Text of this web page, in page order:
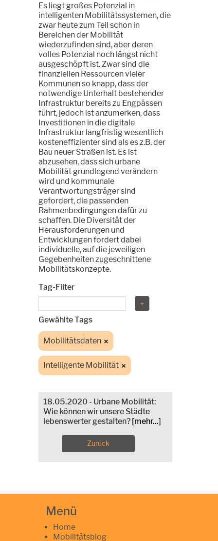
Es liegt großes Potenzial in
intelligenten Mobilitätssystemen, die
zwar heute zum Teil schon in
Bereichen der Mobilität
wiederzufinden sind, aber deren
volles Potenzial noch längst nicht
ausgeschöpft ist. Zwar sind die
finanziellen Ressourcen vieler
Kommunen so knapp, dass der
notwendige Unterhalt bestehender
Infrastruktur bereits zu Engpässen
führt, jedoch ist anzumerken, dass
Investitionen in die digitale
Infrastruktur langfristig wesentlich
kosteneffizienter sind als es z.B. der
Bau neuer Straßen ist. Es ist
abzusehen, dass sich urbane
Mobilität grundlegend verändern
wird und kommunale
Verantwortungsträger sind
gefordert, die passenden
Rahmenbedingungen dafür zu
schaffen. Die Diversität der
Herausforderungen und
Entwicklungen fordert dabei
individuelle, auf die jeweiligen
Gegebenheiten zugeschnittene
Mobilitätskonzepte.
Tag-Filter
Gewählte Tags
Mobilitätsdaten
Intelligente Mobilität
18.05.2020 - Urbane Mobilität:
Wie können wir unsere Städte
lebenswerter gestalten? [mehr...]
Zurück
Menü
Home
Mobilitätsblog